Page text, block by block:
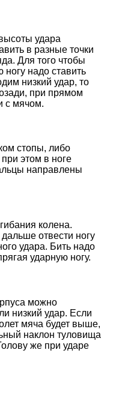
удара
в разные точки
Для того чтобы
надо ставить
низкий удар, то
при прямом
с мячом.
стопы, либо
этом в ноге
направлены
колена.
отвести ногу
удара. Бить надо
ударную ногу.
можно
низкий удар. Если
мяча будет выше,
наклон туловища
же при ударе